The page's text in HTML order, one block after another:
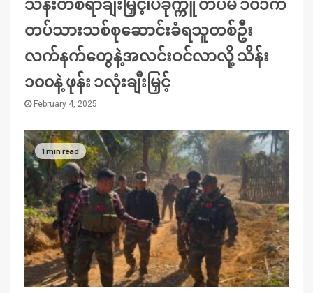
သိန်းတစ်ရာချီးမြှင့်၊ပခုက္ကူ တပ်မ ၁၀၁က
တပ်သားသစ်စုဆောင်းခံရသူတစ်ဦး
လက်နက်တွေနဲ့အလင်းဝင်လာလို့ သိန်း
၁၀၀နဲ့ ဖုန်း ၁လုံးချီးမြှင့်
February 4, 2025
1 min read